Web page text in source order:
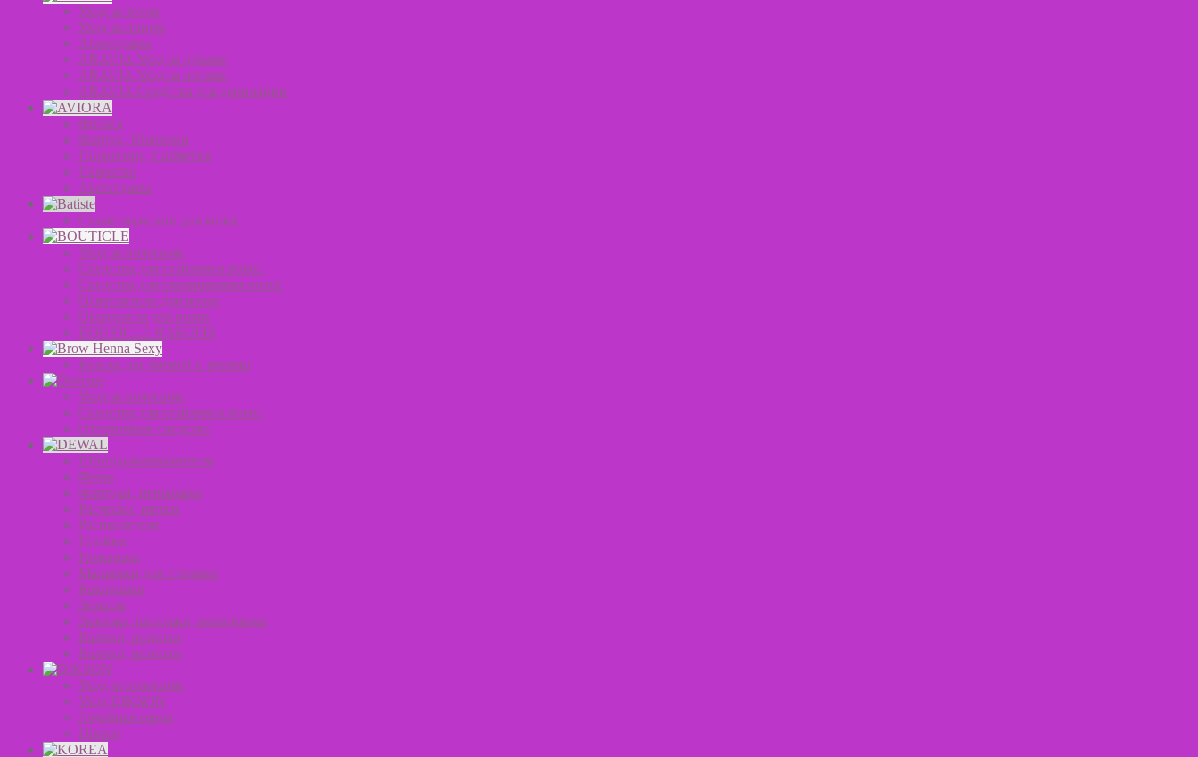
Уход за телом
Уход за лицом
Аксессуары
ARAVIA Уход за руками
ARAVIA Уход за ногами
ARAVIA Средства для депиляции
Фольга
Фартук, Шапочки
Полотенца, Салфетки
Перчатки
Аксессуары
Сухие шампуни для волос
Уход за волосами
Средства для стайлинга волос
Средства для окрашивания волос
Осветлители для волос
Оксиданты для волос
BOUTICLE НАБОРЫ
Краска для бровей и ресниц
Уход за волосами
Средства для стайлинга волос
Оттеночные средства
Щипцы-выпрямители
Фены
Фартуки, пеньюары
Расчески, щетки
Распылители
Плойки
Ножницы
Машинки для стрижки
Коклюшки
Зеркала
Зажимы, шпильки, невидимки
Валики, резинки
Валики, резинки
Уход за волосами
Уход DIKSON
Лечебная серия
Dikson